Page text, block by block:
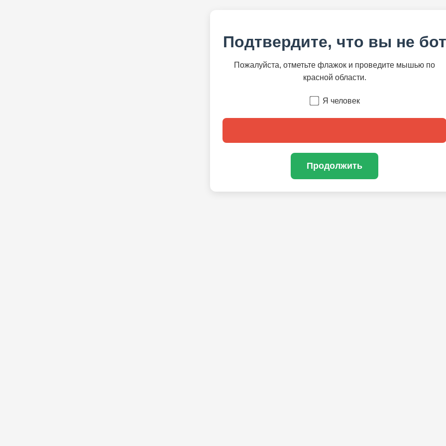
Подтвердите, что вы не бот
Пожалуйста, отметьте флажок и проведите мышью по
красной области.
Я человек
Продолжить